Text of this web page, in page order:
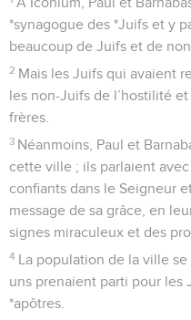
*synagogue des *Juifs et y
beaucoup de Juifs et de
2 Mais les Juifs qui avaient
les non-Juifs de l’hostilité
frères.
3 Néanmoins, Paul et
cette ville ; ils parlaient
confiants dans le Seigneur
message de sa grâce, en
signes miraculeux et des
4 La population de la ville
uns prenaient parti pour les
*apôtres.